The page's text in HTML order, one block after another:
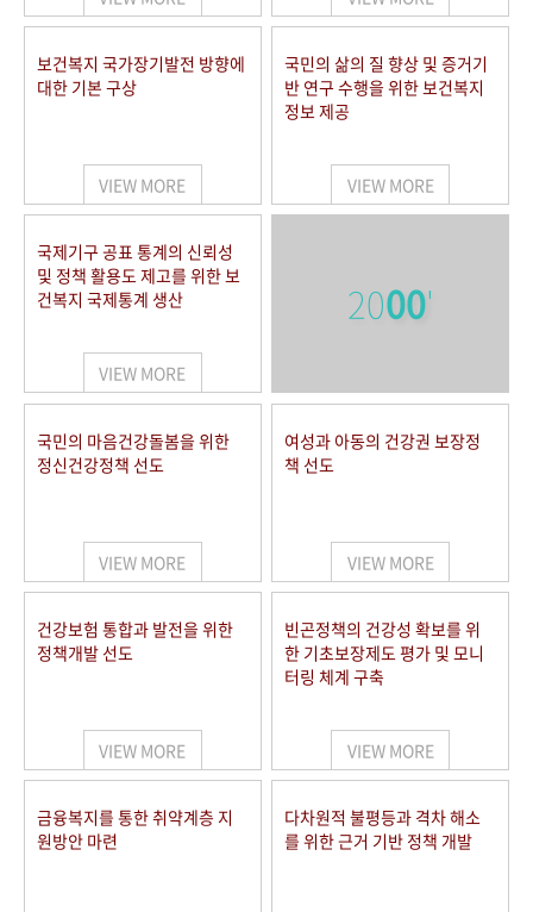
보건복지 국가장기발전 방향에
대한 기본 구상
VIEW MORE
국민의 삶의 질 향상 및 증거기
반 연구 수행을 위한 보건복지
정보 제공
VIEW MORE
국제기구 공표 통계의 신뢰성
및 정책 활용도 제고를 위한 보
건복지 국제통계 생산
VIEW MORE
2000'
국민의 마음건강돌봄을 위한
정신건강정책 선도
VIEW MORE
여성과 아동의 건강권 보장정
책 선도
VIEW MORE
건강보험 통합과 발전을 위한
정책개발 선도
VIEW MORE
빈곤정책의 건강성 확보를 위
한 기초보장제도 평가 및 모니
터링 체계 구축
VIEW MORE
금융복지를 통한 취약계층 지
원방안 마련
다차원적 불평등과 격차 해소
를 위한 근거 기반 정책 개발